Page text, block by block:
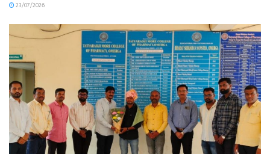
23/07/2026